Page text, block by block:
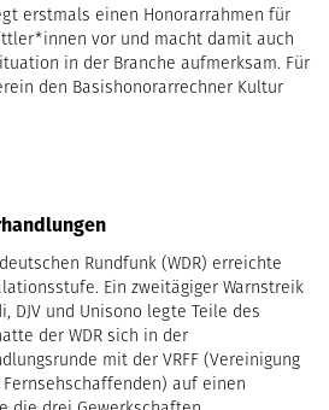
erstmals einen Honorarrahmen für
vor und macht damit auch
in der Branche aufmerksam. Für
den Basishonorarrechner Kultur
Rundfunk (WDR) erreichte
Ein zweitägiger Warnstreik
DJV und Unisono legte Teile des
der WDR sich in der
mit der VRFF (Vereinigung
auf einen